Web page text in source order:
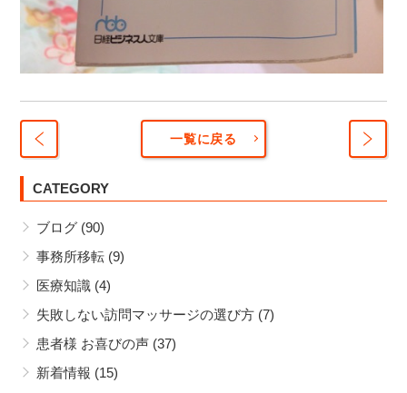
にし
す
一覧に戻る
CATEGORY
ブログ (90)
事務所移転 (9)
医療知識 (4)
失敗しない訪問マッサージの選び方 (7)
患者様 お喜びの声 (37)
新着情報 (15)